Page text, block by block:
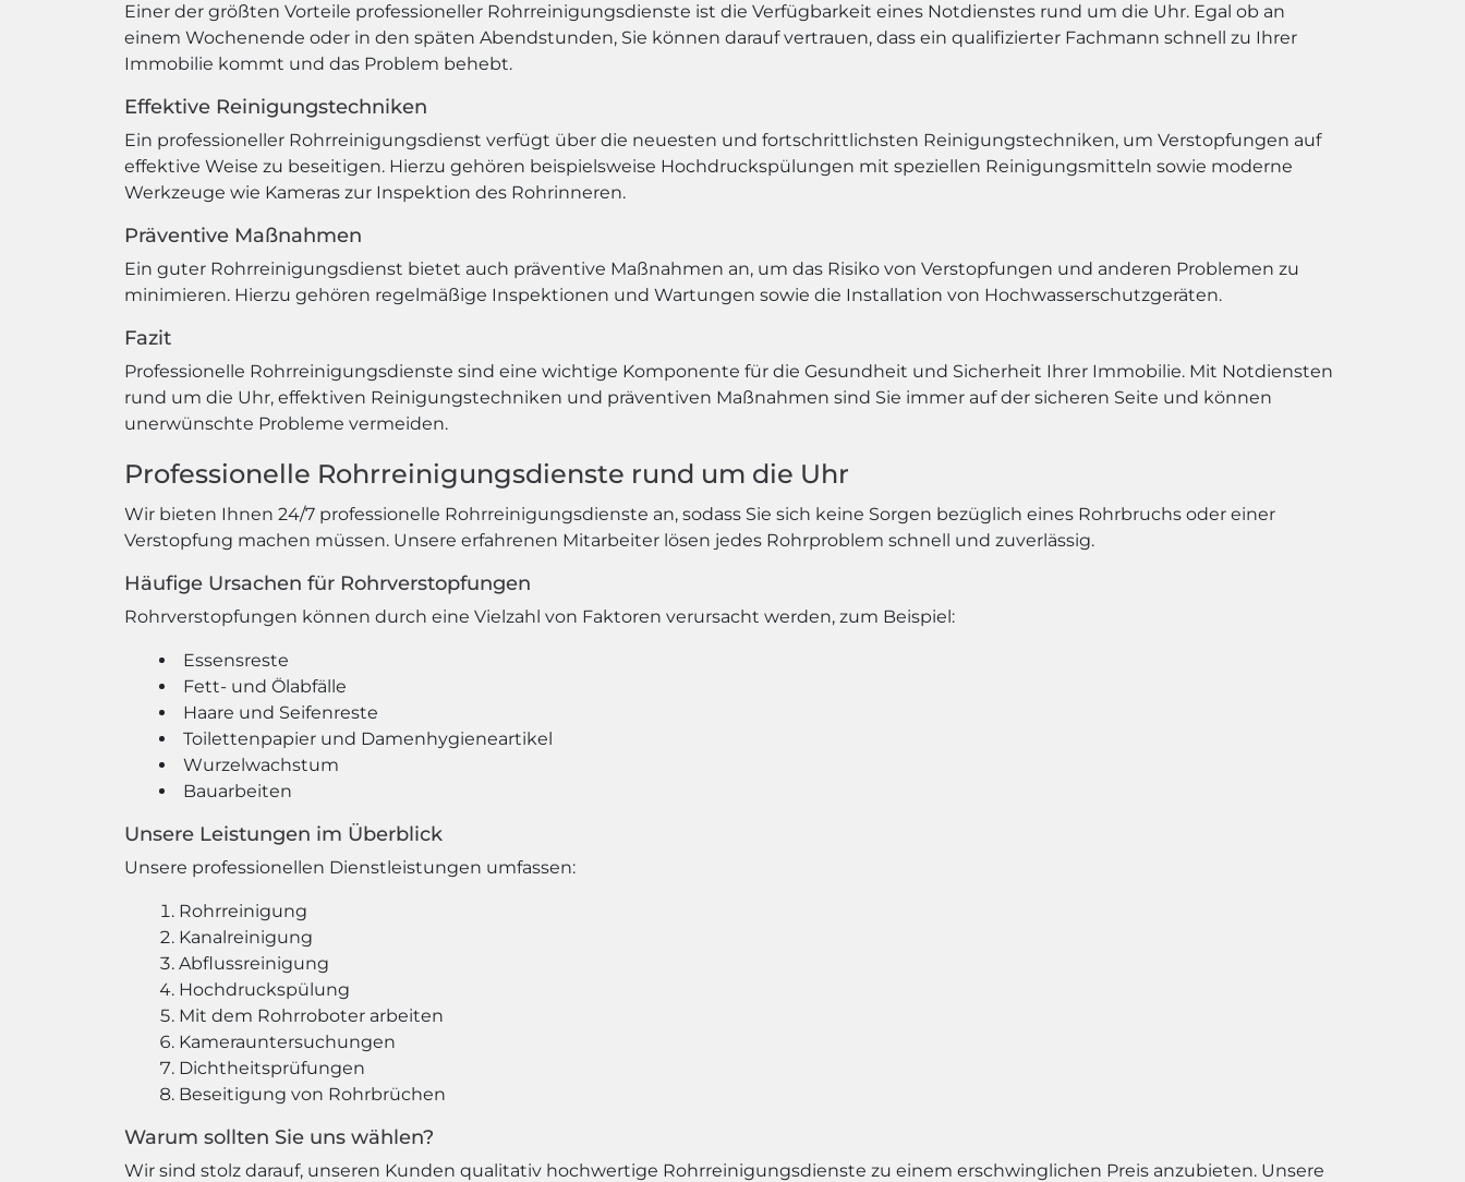
Einer der größten Vorteile professioneller Rohrreinigungsdienste ist die Verfügbarkeit eines Notdienstes rund um die Uhr. Egal ob an
einem Wochenende oder in den späten Abendstunden, Sie können darauf vertrauen, dass ein qualifizierter Fachmann schnell zu Ihrer
Immobilie kommt und das Problem behebt.
Effektive Reinigungstechniken
Ein professioneller Rohrreinigungsdienst verfügt über die neuesten und fortschrittlichsten Reinigungstechniken, um Verstopfungen auf
effektive Weise zu beseitigen. Hierzu gehören beispielsweise Hochdruckspülungen mit speziellen Reinigungsmitteln sowie moderne
Werkzeuge wie Kameras zur Inspektion des Rohrinneren.
Präventive Maßnahmen
Ein guter Rohrreinigungsdienst bietet auch präventive Maßnahmen an, um das Risiko von Verstopfungen und anderen Problemen zu
minimieren. Hierzu gehören regelmäßige Inspektionen und Wartungen sowie die Installation von Hochwasserschutzgeräten.
Fazit
Professionelle Rohrreinigungsdienste sind eine wichtige Komponente für die Gesundheit und Sicherheit Ihrer Immobilie. Mit Notdiensten
rund um die Uhr, effektiven Reinigungstechniken und präventiven Maßnahmen sind Sie immer auf der sicheren Seite und können
unerwünschte Probleme vermeiden.
Professionelle Rohrreinigungsdienste rund um die Uhr
Wir bieten Ihnen 24/7 professionelle Rohrreinigungsdienste an, sodass Sie sich keine Sorgen bezüglich eines Rohrbruchs oder einer
Verstopfung machen müssen. Unsere erfahrenen Mitarbeiter lösen jedes Rohrproblem schnell und zuverlässig.
Häufige Ursachen für Rohrverstopfungen
Rohrverstopfungen können durch eine Vielzahl von Faktoren verursacht werden, zum Beispiel:
Essensreste
Fett- und Ölabfälle
Haare und Seifenreste
Toilettenpapier und Damenhygieneartikel
Wurzelwachstum
Bauarbeiten
Unsere Leistungen im Überblick
Unsere professionellen Dienstleistungen umfassen:
Rohrreinigung
Kanalreinigung
Abflussreinigung
Hochdruckspülung
Mit dem Rohrroboter arbeiten
Kamerauntersuchungen
Dichtheitsprüfungen
Beseitigung von Rohrbrüchen
Warum sollten Sie uns wählen?
Wir sind stolz darauf, unseren Kunden qualitativ hochwertige Rohrreinigungsdienste zu einem erschwinglichen Preis anzubieten. Unsere